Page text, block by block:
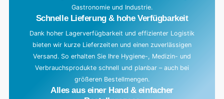
Gastronomie und Industrie.
Schnelle Lieferung & hohe Verfügbarkeit
Dank hoher Lagerverfügbarkeit und effizienter Logistik
bieten wir kurze Lieferzeiten und einen zuverlässigen
Versand. So erhalten Sie Ihre Hygiene-, Medizin- und
Verbrauchsprodukte schnell und planbar – auch bei
größeren Bestellmengen.
Alles aus einer Hand & einfacher